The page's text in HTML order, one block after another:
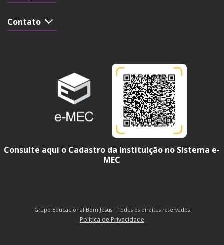
Contato
Consulte aqui o Cadastro da instituição no Sistema e-
MEC
Grupo Educacional Bom Jesus | Todos os direitos reservados
Política de Privacidade